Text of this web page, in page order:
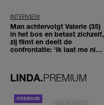
INTERVIEW
Man achtervolgt Valerie (35)
in het bos en betast zichzelf,
zij filmt en deelt de
confrontatie: 'Ik laat me niet
LINDA.PREMIUM
DE STAD VAN